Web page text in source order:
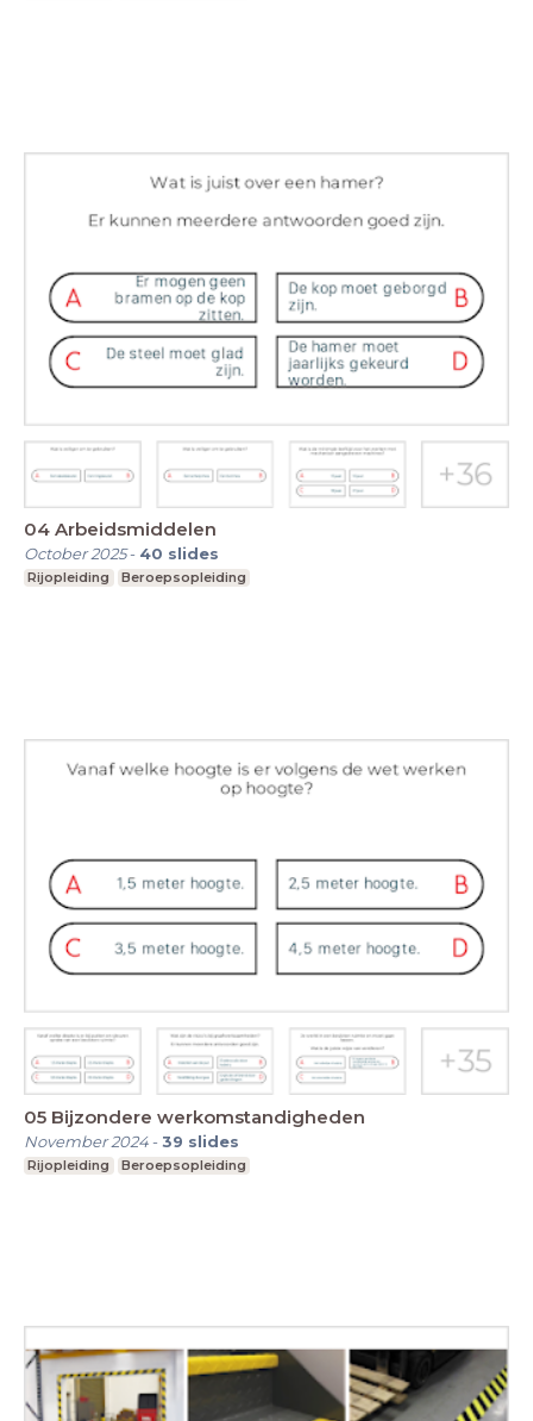
04 Arbeidsmiddelen
October 2025- 40 slides
Rijopleiding Beroepsopleiding
05 Bijzondere werkomstandigheden
November 2024-39 slides
Rijopleiding Beroepsopleiding